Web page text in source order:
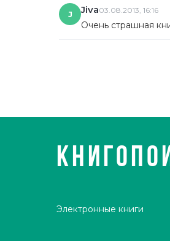
J Jiva03.08.2013, 16:16
Очень страшная
Электронные книги